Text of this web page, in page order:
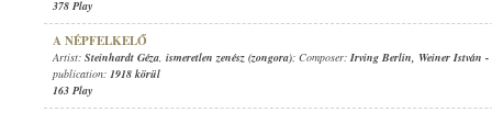
378 Play
A NÉPFELKELŐ
Artist: Steinhardt Géza, ismeretlen zenész (zongora); Composer: Irving Berlin, Weiner István -
publication: 1918 körül
163 Play